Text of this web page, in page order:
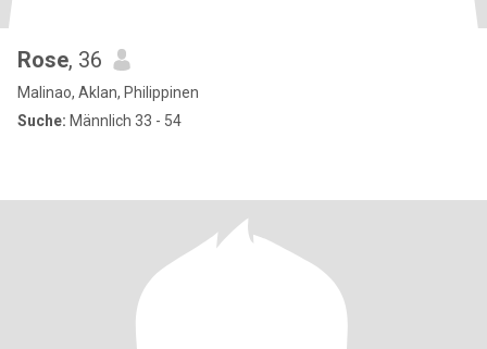
Rose, 36
Malinao, Aklan, Philippinen
Suche: Männlich 33 - 54